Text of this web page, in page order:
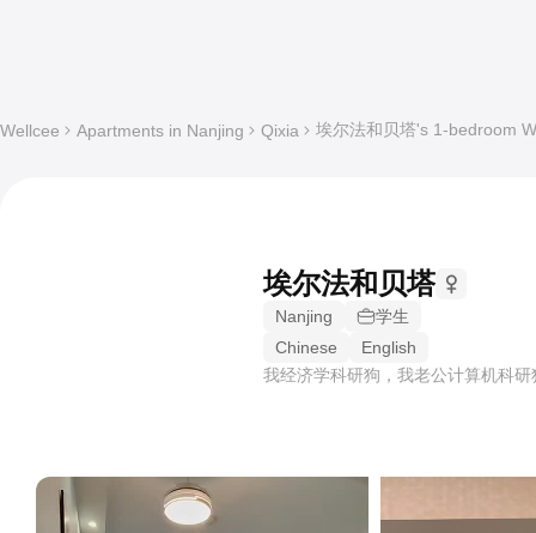
Wellcee Apartments in Nanjing Qixia 埃尔法和贝塔's 1-bedroom
埃尔法和贝塔
Nanjing
学生
Chinese
English
我经济学科研狗，我老公计算机科